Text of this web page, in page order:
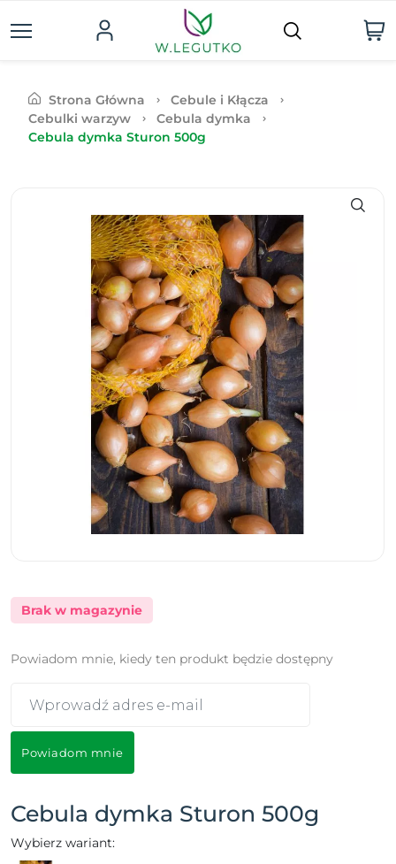
Strona Główna
Cebule i Kłącza
Cebulki warzyw
Cebula dymka
Cebula dymka Sturon 500g
Brak w magazynie
Powiadom mnie, kiedy ten produkt będzie dostępny
Powiadom mnie
Cebula dymka Sturon 500g
Wybierz wariant: